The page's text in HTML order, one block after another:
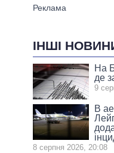
ІНШІ
На
де
9
В
8 серпня 2026, 20:08